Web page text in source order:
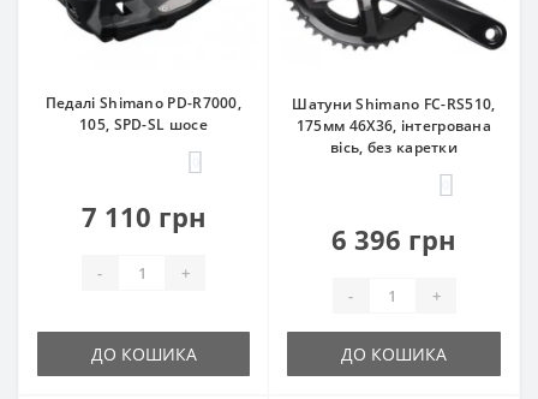
Педалі Shimano PD-R7000,
105, SPD-SL шосе
7 110 грн
- +
ДО КОШИКА
Шатуни Shimano FC-RS510,
175мм 46Х36, інтегрована
вісь, без каретки
6 396 грн
- +
ДО КОШИКА